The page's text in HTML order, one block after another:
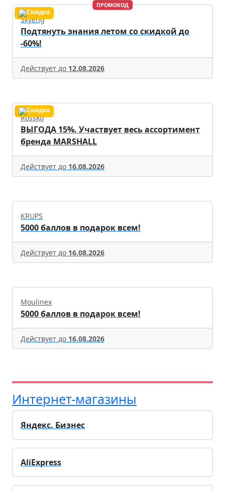
ПРОМОКОД
Skyeng
Подтянуть знания летом со скидкой до
-60%!
Действует до 12.08.2026
Rossko
ВЫГОДА 15%. Участвует весь ассортимент
бренда MARSHALL
Действует до 16.08.2026
KRUPS
5000 баллов в подарок всем!
Действует до 16.08.2026
Moulinex
5000 баллов в подарок всем!
Действует до 16.08.2026
Интернет-магазины
Яндекс. Бизнес
AliExpress